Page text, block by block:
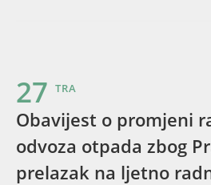
27 TRA
Obavijest o promjeni
odvoza otpada zbog
prelazak na ljetno